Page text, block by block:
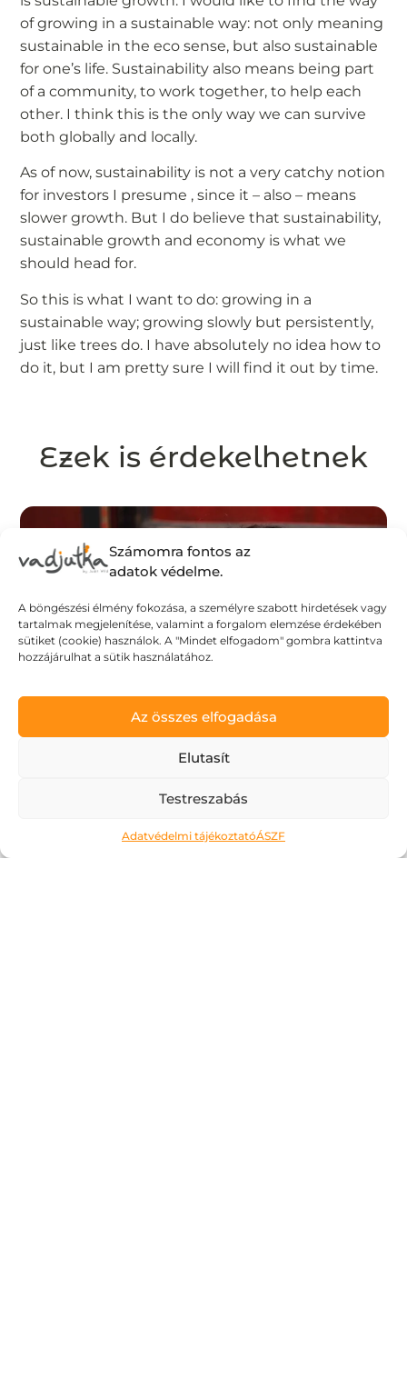
Számomra fontos az
adatok védelme.
A böngészési élmény fokozása, a személyre szabott hirdetések vagy
tartalmak megjelenítése, valamint a forgalom elemzése érdekében
sütiket (cookie) használok. A "Mindet elfogadom" gombra kattintva
hozzájárulhat a sütik használatához.
Az összes elfogadása
Elutasít
Testreszabás
Adatvédelmi tájékoztatóÁSZF
of growing in a sustainable way: not only meaning
sustainable in the eco sense, but also sustainable
for one’s life. Sustainability also means being part
of a community, to work together, to help each
other. I think this is the only way we can survive
both globally and locally.
As of now, sustainability is not a very catchy notion
for investors I presume , since it – also – means
slower growth. But I do believe that sustainability,
sustainable growth and economy is what we
should head for.
So this is what I want to do: growing in a
sustainable way; growing slowly but persistently,
just like trees do. I have absolutely no idea how to
do it, but I am pretty sure I will find it out by time.
Ezek is érdekelhetnek